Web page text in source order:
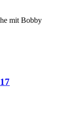
mit Bobby